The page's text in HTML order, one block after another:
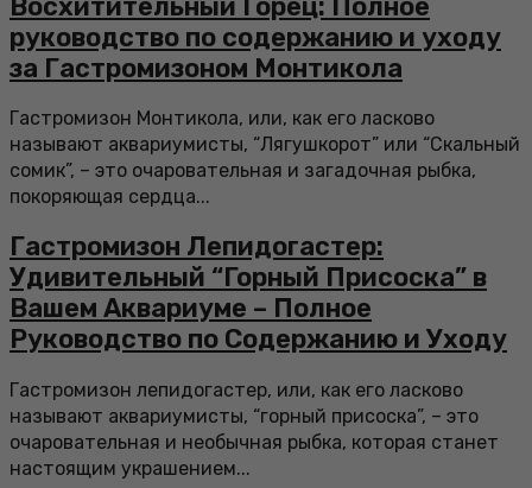
руководство по содержанию и уходу
за Гастромизоном Монтикола
Гастромизон Монтикола, или, как его ласково
называют аквариумисты, “Лягушкорот” или “Скальный
сомик”, – это очаровательная и загадочная рыбка,
покоряющая сердца...
Гастромизон Лепидогастер:
Удивительный “Горный Присоска” в
Вашем Аквариуме – Полное
Руководство по Содержанию и Уходу
Гастромизон лепидогастер, или, как его ласково
называют аквариумисты, “горный присоска”, – это
очаровательная и необычная рыбка, которая станет
настоящим украшением...